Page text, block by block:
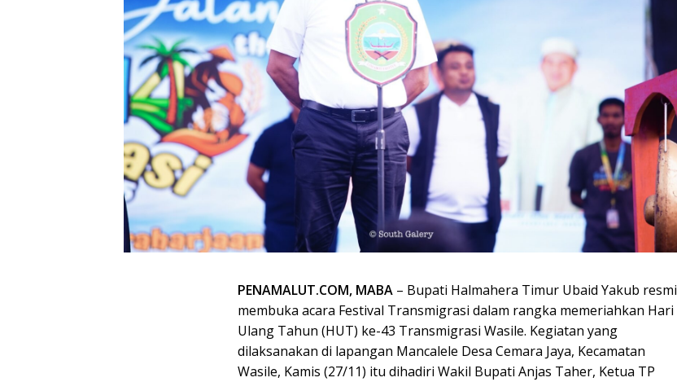
PENAMALUT.COM, MABA – Bupati Halmahera Timur Ubaid Yakub resmi
membuka acara Festival Transmigrasi dalam rangka memeriahkan Hari
Ulang Tahun (HUT) ke-43 Transmigrasi Wasile. Kegiatan yang
dilaksanakan di lapangan Mancalele Desa Cemara Jaya, Kecamatan
Wasile, Kamis (27/11) itu dihadiri Wakil Bupati Anjas Taher, Ketua TP